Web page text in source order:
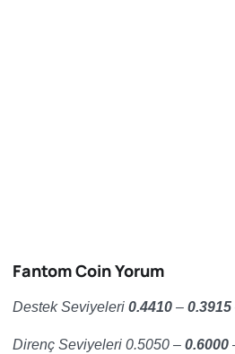
Fantom Coin Yorum
Destek Seviyeleri 0.4410 – 0.3915
Direnç Seviyeleri 0.5050 – 0.6000